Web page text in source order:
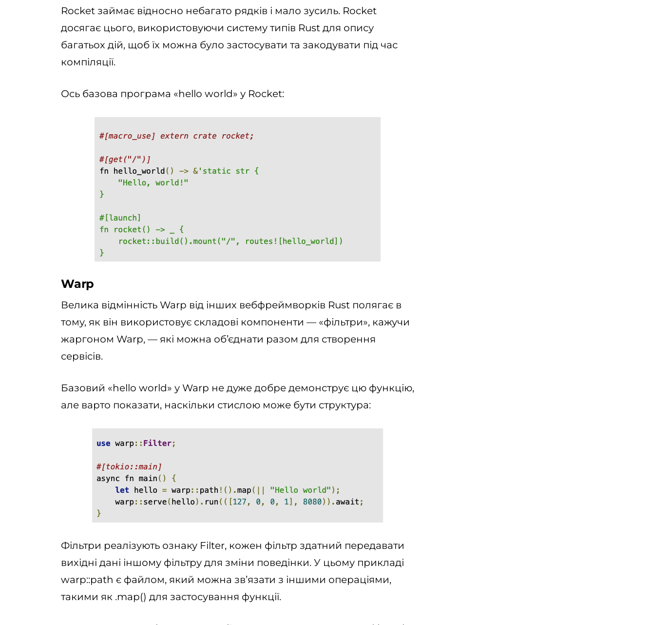
Rocket займає відносно небагато рядків і мало зусиль. Rocket
досягає цього, використовуючи систему типів Rust для опису
багатьох дій, щоб їх можна було застосувати та закодувати під час
компіляції.
Ось базова програма «hello world» у Rocket:
Warp
Велика відмінність Warp від інших вебфреймворків Rust полягає в
тому, як він використовує складові компоненти — «фільтри», кажучи
жаргоном Warp, — які можна об’єднати разом для створення
сервісів.
Базовий «hello world» у Warp не дуже добре демонструє цю функцію,
але варто показати, наскільки стислою може бути структура:
Фільтри реалізують ознаку Filter, кожен фільтр здатний передавати
вихідні дані іншому фільтру для зміни поведінки. У цьому прикладі
warp::path є файлом, який можна зв’язати з іншими операціями,
такими як .map() для застосування функції.